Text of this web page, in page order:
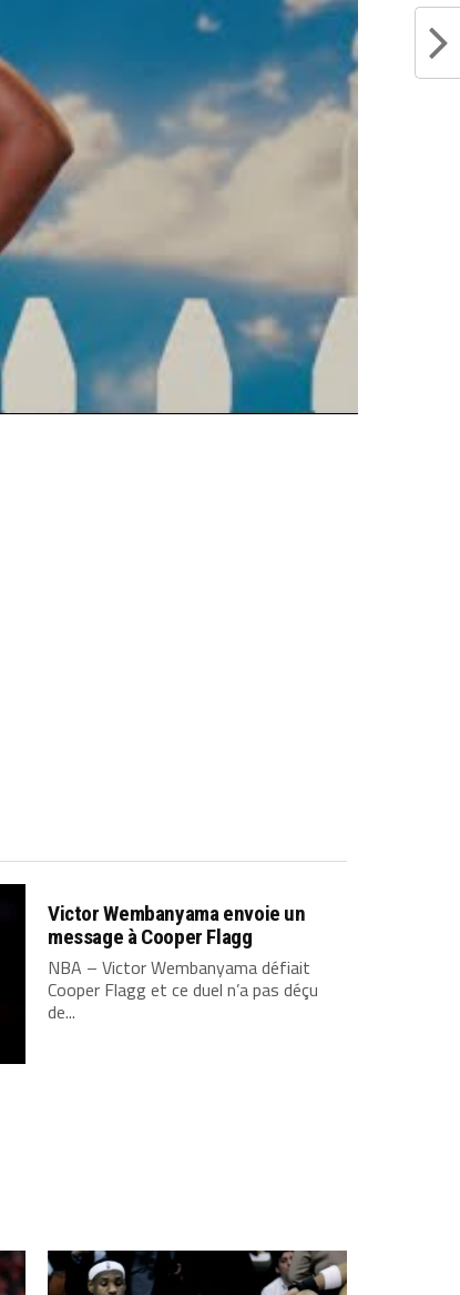
Victor Wembanyama envoie un
message à Cooper Flagg
NBA – Victor Wembanyama défiait
Cooper Flagg et ce duel n’a pas déçu
de...